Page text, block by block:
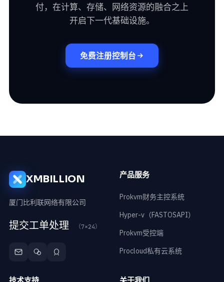
付，在计算、存储、网络资源的融合之上
开启下一代基础设施。
免费注册控制台
XMBILLION
厦门比利联网络有限公司
提交工单处理 （7×24）
产品服务
Prokvm财务主控系统
Hyper-v（FASTOSAPI）
Prokvm受控端
Procloud私有云系统